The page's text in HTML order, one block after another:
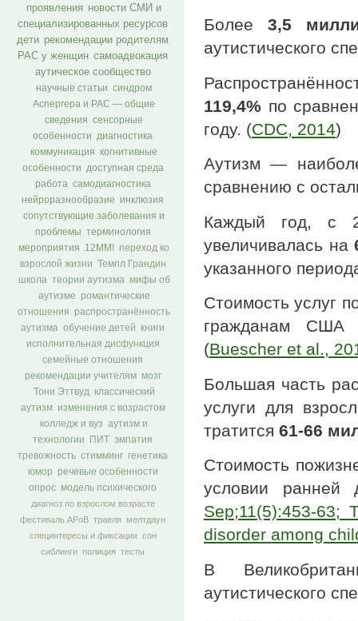
проявления новости СМИ и
специализированных ресурсов
дети рекомендации родителям
РАС у женщин самоадвокация
аутическое сообщество
научные статьи синдром
Аспергера и РАС — общие
сведения сенсорные
особенности диагностика
коммуникация когнитивные
особенности доступная среда
работа самодиагностика
нейроразнообразие инклюзия
сопутствующие заболевания и
проблемы терминология
мероприятия 12ММ! переход ко
взрослой жизни
Темпл Грандин
школа теории аутизма
мифы об
аутизме
романтические
отношения
распространённость
аутизма обучение детей
книги
исполнительная дисфункция
семейные отношения
рекомендации учителям
мозг
Тони Эттвуд
классический
аутизм
изменения с возрастом
колледж и вуз аутизм и
технологии
ПИТ
эмпатия
тревожность стимминг генетика
юмор
речевые особенности
опрос модель психического
диагноз по взрослом возрасте
фестиваль АРоВ травля мелтдаун
специнтересы и фиксации сон
сиблинги полиция тесты
Более 3,5
аутистического
119,4% по
году. (CDC, 2014)
Аутизм —
сравнению с
Каждый год, с
увеличивалась на
указанного
Стоимость услуг
гражданам
(Buescher et al.,
Большая часть
услуги для
тратится 61-66
Стоимость
условии ранней
Sep;11(5):453-63;
disorder among
В
аутистического